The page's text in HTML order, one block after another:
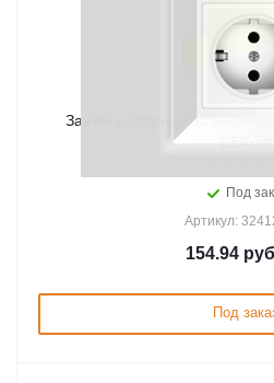
Зажим наборный
DEKraft
Под
Артикул:
154.94
Под